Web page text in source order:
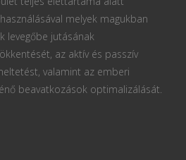
melyek magukban
levegőbe jutásának
az aktív és passzív
valamint az emberi
beavatkozások optimalizálását.